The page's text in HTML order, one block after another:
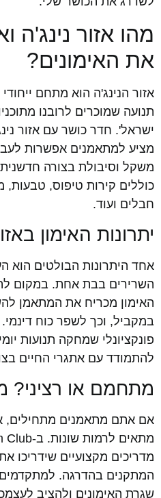
מהו אזור נינג'ה
את האימונים?
אזור הנינג'ה הוא מתחם
תנועה שמוכרים לרובנו
מציע למתאמנים אפשרות
משקל וסיבולת בצורה
כוללים קירות טיפוס, טבעות,
חבלים ועוד.
יתרונות האימון
אחד היתרונות הבולטים הוא
השרירים בבת אחת. במקום
האימון מכריח את המתאמן
במקביל, וכך לשפר כוח דינמי.
פונקציונלי שמחקה תנועות
להתמודד עם אתגרי החיים
מתחמם או רציני?
אם אתם מתאמנים מתחילים,
מדריכים מקצועיים שידריכו
המתקנים בהדרגה. למתקדמים,
שגרת האימונים ולהציב